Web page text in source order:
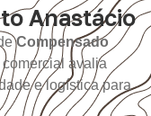
Anastácio
Compensado
avalia
e logística para